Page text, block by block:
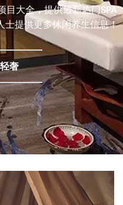
目大全，提供最新热门SPA
士提供更多休闲养生信息！
奢